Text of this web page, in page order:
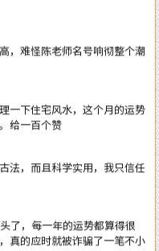
难怪陈老师名号响彻整个潮
下住宅风水，这个月的运势
给一百个赞
，而且科学实用，我只信任
了，每一年的运势都算得很
的应时就被诈骗了一笔不小